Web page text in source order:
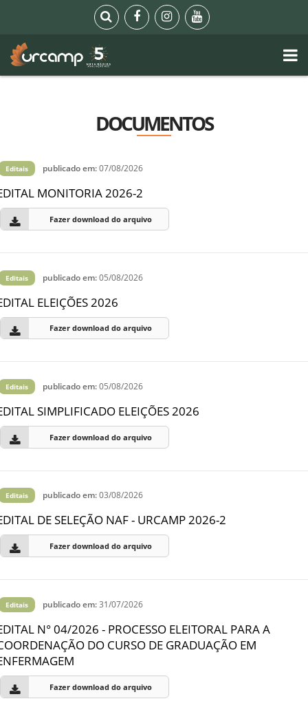
DOCUMENTOS
Editais publicado em:07/08/2026
MONITORIA 2026-2
Fazer download do arquivo
Editais publicado em:05/08/2026
ELEIÇÕES 2026
Fazer download do arquivo
Editais publicado em:05/08/2026
SIMPLIFICADO ELEIÇÕES 2026
Fazer download do arquivo
Editais publicado em:03/08/2026
DE SELEÇÃO NAF - URCAMP 2026-2
Fazer download do arquivo
Editais publicado em:31/07/2026
N° 04/2026 - PROCESSO ELEITORAL PARA A
DO CURSO DE GRADUAÇÃO EM
Fazer download do arquivo